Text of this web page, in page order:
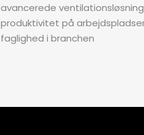
avancerede
produktivitet på
faglighed i branchen